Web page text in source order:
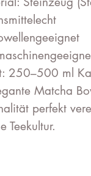
250–500 ml
Matcha
perfekt
Teekultur.